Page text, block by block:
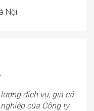
Nội
dịch vụ, giả cả
của Công ty